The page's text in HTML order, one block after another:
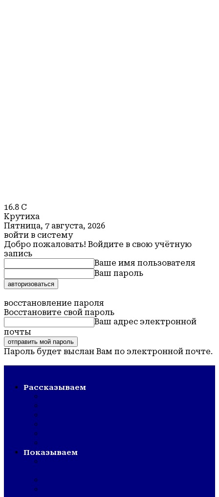
16.8 C
Крутиха
Пятница, 7 августа, 2026
войти в систему
Добро пожаловать! Войдите в свою учётную
запись
Ваше имя пользователя
Ваш пароль
восстановление пароля
Восстановите свой пароль
Ваш адрес электронной
почты
Пароль будет выслан Вам по электронной почте.
Рассказываем
Показываем